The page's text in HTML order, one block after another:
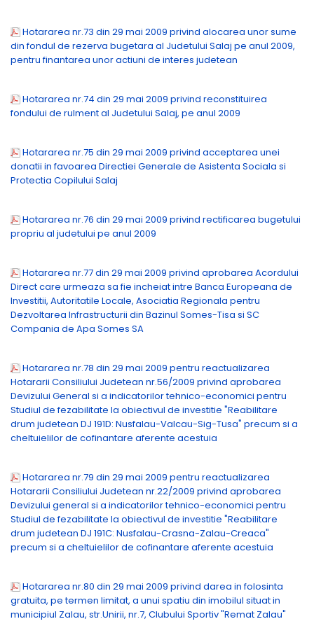
Hotararea nr.73 din 29 mai 2009 privind alocarea unor sume
din fondul de rezerva bugetara al Judetului Salaj pe anul 2009,
pentru finantarea unor actiuni de interes judetean
Hotararea nr.74 din 29 mai 2009 privind reconstituirea
fondului de rulment al Judetului Salaj, pe anul 2009
Hotararea nr.75 din 29 mai 2009 privind acceptarea unei
donatii in favoarea Directiei Generale de Asistenta Sociala si
Protectia Copilului Salaj
Hotararea nr.76 din 29 mai 2009 privind rectificarea bugetului
propriu al judetului pe anul 2009
Hotararea nr.77 din 29 mai 2009 privind aprobarea Acordului
Direct care urmeaza sa fie incheiat intre Banca Europeana de
Investitii, Autoritatile Locale, Asociatia Regionala pentru
Dezvoltarea Infrastructurii din Bazinul Somes-Tisa si SC
Compania de Apa Somes SA
Hotararea nr.78 din 29 mai 2009 pentru reactualizarea
Hotararii Consiliului Judetean nr.56/2009 privind aprobarea
Devizului General si a indicatorilor tehnico-economici pentru
Studiul de fezabilitate la obiectivul de investitie "Reabilitare
drum judetean DJ 191D: Nusfalau-Valcau-Sig-Tusa" precum si a
cheltuielilor de cofinantare aferente acestuia
Hotararea nr.79 din 29 mai 2009 pentru reactualizarea
Hotararii Consiliului Judetean nr.22/2009 privind aprobarea
Devizului general si a indicatorilor tehnico-economici pentru
Studiul de fezabilitate la obiectivul de investitie "Reabilitare
drum judetean DJ 191C: Nusfalau-Crasna-Zalau-Creaca"
precum si a cheltuielilor de cofinantare aferente acestuia
Hotararea nr.80 din 29 mai 2009 privind darea in folosinta
gratuita, pe termen limitat, a unui spatiu din imobilul situat in
municipiul Zalau, str.Unirii, nr.7, Clubului Sportiv "Remat Zalau"